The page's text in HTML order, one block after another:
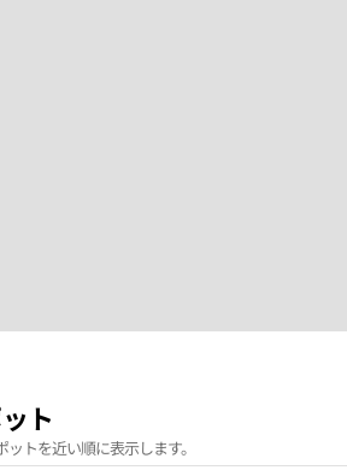
ト
トを近い順に表示します。